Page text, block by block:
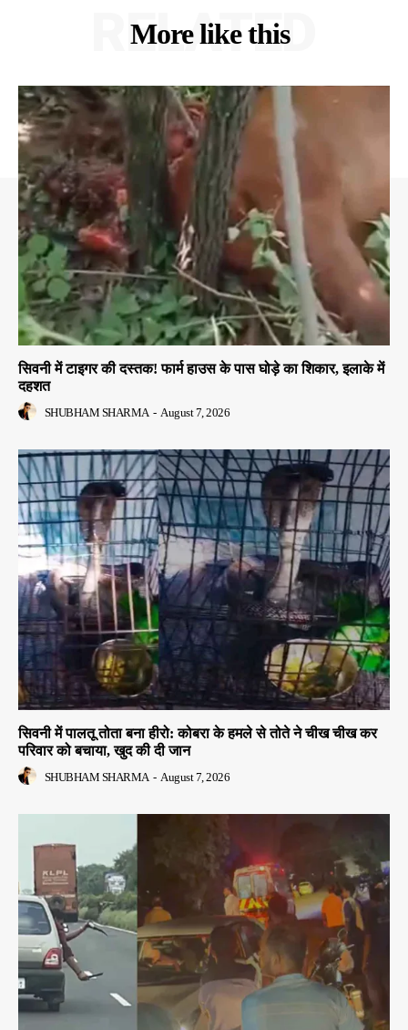
More like this
RELATED
सिवनी में टाइगर की दस्तक! फार्म हाउस के पास घोड़े का शिकार, इलाके में
दहशत
SHUBHAM SHARMA - August 7, 2026
सिवनी में पालतू तोता बना हीरो: कोबरा के हमले से तोते ने चीख चीख कर
परिवार को बचाया, खुद की दी जान
SHUBHAM SHARMA - August 7, 2026